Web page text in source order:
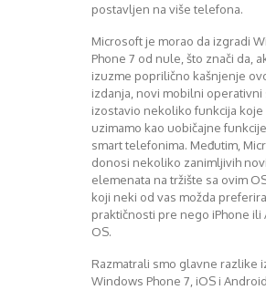
postavljen na više telefona.
Microsoft je morao da izgradi
Phone 7 od nule, što znači da,
izuzme poprilično kašnjenje
izdanja, novi mobilni operativni
izostavio nekoliko funkcija koje
uzimamo kao uobičajne
smart telefonima. Međutim,
donosi nekoliko zanimljivih
elemenata na tržište sa ovim
koji neki od vas možda
praktičnosti pre nego iPhone ili
OS.
Razmatrali smo glavne razlike
Windows Phone 7, iOS i